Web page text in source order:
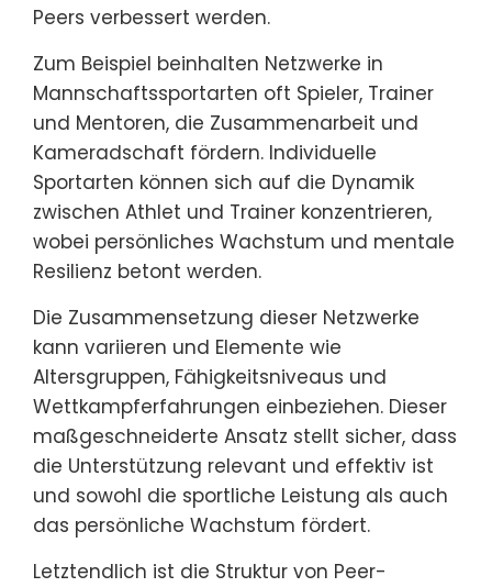
Peers verbessert werden.
Zum Beispiel beinhalten Netzwerke in
Mannschaftssportarten oft Spieler, Trainer
und Mentoren, die Zusammenarbeit und
Kameradschaft fördern. Individuelle
Sportarten können sich auf die Dynamik
zwischen Athlet und Trainer konzentrieren,
wobei persönliches Wachstum und mentale
Resilienz betont werden.
Die Zusammensetzung dieser Netzwerke
kann variieren und Elemente wie
Altersgruppen, Fähigkeitsniveaus und
Wettkampferfahrungen einbeziehen. Dieser
maßgeschneiderte Ansatz stellt sicher, dass
die Unterstützung relevant und effektiv ist
und sowohl die sportliche Leistung als auch
das persönliche Wachstum fördert.
Letztendlich ist die Struktur von Peer-